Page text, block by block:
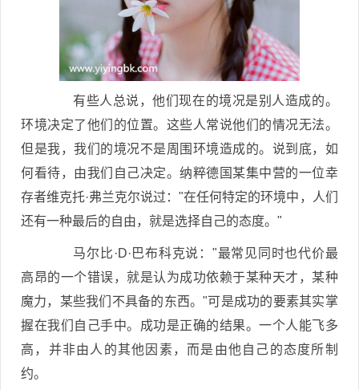
有些人总说，他们现在的境况是别人造成的。
环境决定了他们的位置。这些人常说他们的情况无法。
但是我，我们的境况不是周围环境造成的。说到底，如
何看待，由我们自己决定。纳粹德国某集中营的一位幸
存者维克托·弗兰克尔说过："在任何特定的环境中，人们
还有一种最后的自由，就是选择自己的态度。"
马尔比·D·巴布科克说："最常见同时也代价最
高昂的一个错误，就是认为成功依赖于某种天才，某种
魔力，某些我们不具备的东西。"可是成功的要素其实掌
握在我们自己手中。成功是正确的结果。一个人能飞多
高，并非由人的其他因素，而是由他自己的态度所制
约。